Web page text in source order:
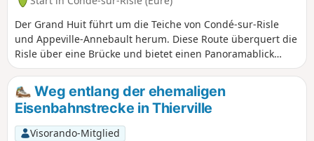
Der Grand Huit führt um die Teiche von Condé-sur-Risle
und Appeville-Annebault herum. Diese Route überquert die
Risle über eine Brücke und bietet einen Panoramablick
sowie die Möglichkeit, die Fauna und Flora der
Feuchtgebiete im Talgrund zu entdecken. Drei Viertel der
Route verlaufen am Wasser entlang. Einige Pappeln haben
eine bemerkenswerte Größe.
Weg entlang der ehemaligen
Eisenbahnstrecke in Thierville
Visorando-Mitglied